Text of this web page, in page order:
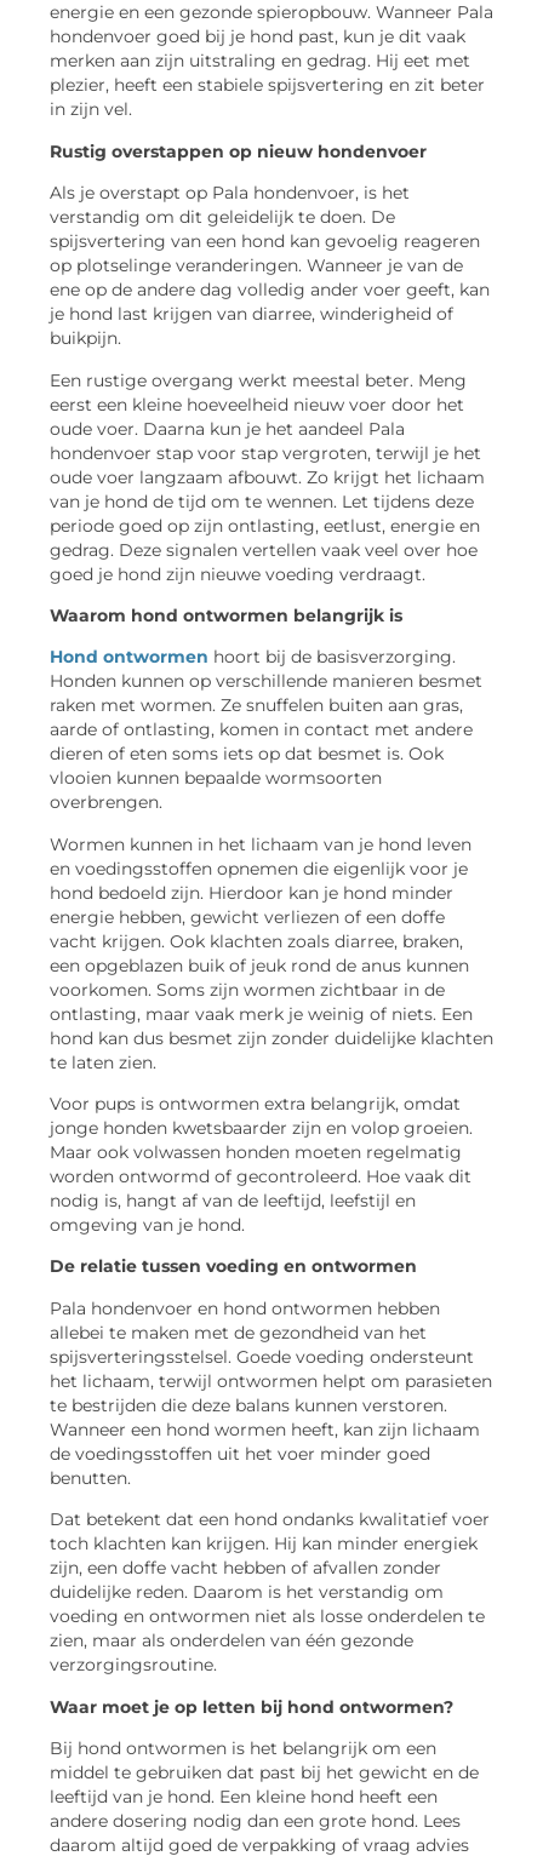
energie en een gezonde spieropbouw. Wanneer Pala
hondenvoer goed bij je hond past, kun je dit vaak
merken aan zijn uitstraling en gedrag. Hij eet met
plezier, heeft een stabiele spijsvertering en zit beter
in zijn vel.
Rustig overstappen op nieuw hondenvoer
Als je overstapt op Pala hondenvoer, is het
verstandig om dit geleidelijk te doen. De
spijsvertering van een hond kan gevoelig reageren
op plotselinge veranderingen. Wanneer je van de
ene op de andere dag volledig ander voer geeft, kan
je hond last krijgen van diarree, winderigheid of
buikpijn.
Een rustige overgang werkt meestal beter. Meng
eerst een kleine hoeveelheid nieuw voer door het
oude voer. Daarna kun je het aandeel Pala
hondenvoer stap voor stap vergroten, terwijl je het
oude voer langzaam afbouwt. Zo krijgt het lichaam
van je hond de tijd om te wennen. Let tijdens deze
periode goed op zijn ontlasting, eetlust, energie en
gedrag. Deze signalen vertellen vaak veel over hoe
goed je hond zijn nieuwe voeding verdraagt.
Waarom hond ontwormen belangrijk is
Hond ontwormen hoort bij de basisverzorging.
Honden kunnen op verschillende manieren besmet
raken met wormen. Ze snuffelen buiten aan gras,
aarde of ontlasting, komen in contact met andere
dieren of eten soms iets op dat besmet is. Ook
vlooien kunnen bepaalde wormsoorten
overbrengen.
Wormen kunnen in het lichaam van je hond leven
en voedingsstoffen opnemen die eigenlijk voor je
hond bedoeld zijn. Hierdoor kan je hond minder
energie hebben, gewicht verliezen of een doffe
vacht krijgen. Ook klachten zoals diarree, braken,
een opgeblazen buik of jeuk rond de anus kunnen
voorkomen. Soms zijn wormen zichtbaar in de
ontlasting, maar vaak merk je weinig of niets. Een
hond kan dus besmet zijn zonder duidelijke klachten
te laten zien.
Voor pups is ontwormen extra belangrijk, omdat
jonge honden kwetsbaarder zijn en volop groeien.
Maar ook volwassen honden moeten regelmatig
worden ontwormd of gecontroleerd. Hoe vaak dit
nodig is, hangt af van de leeftijd, leefstijl en
omgeving van je hond.
De relatie tussen voeding en ontwormen
Pala hondenvoer en hond ontwormen hebben
allebei te maken met de gezondheid van het
spijsverteringsstelsel. Goede voeding ondersteunt
het lichaam, terwijl ontwormen helpt om parasieten
te bestrijden die deze balans kunnen verstoren.
Wanneer een hond wormen heeft, kan zijn lichaam
de voedingsstoffen uit het voer minder goed
benutten.
Dat betekent dat een hond ondanks kwalitatief voer
toch klachten kan krijgen. Hij kan minder energiek
zijn, een doffe vacht hebben of afvallen zonder
duidelijke reden. Daarom is het verstandig om
voeding en ontwormen niet als losse onderdelen te
zien, maar als onderdelen van één gezonde
verzorgingsroutine.
Waar moet je op letten bij hond ontwormen?
Bij hond ontwormen is het belangrijk om een
middel te gebruiken dat past bij het gewicht en de
leeftijd van je hond. Een kleine hond heeft een
andere dosering nodig dan een grote hond. Lees
daarom altijd goed de verpakking of vraag advies